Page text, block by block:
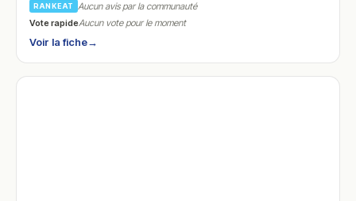
RANKEAT
Aucun avis par la communauté
Vote rapideAucun vote pour le moment
Voir la fiche→